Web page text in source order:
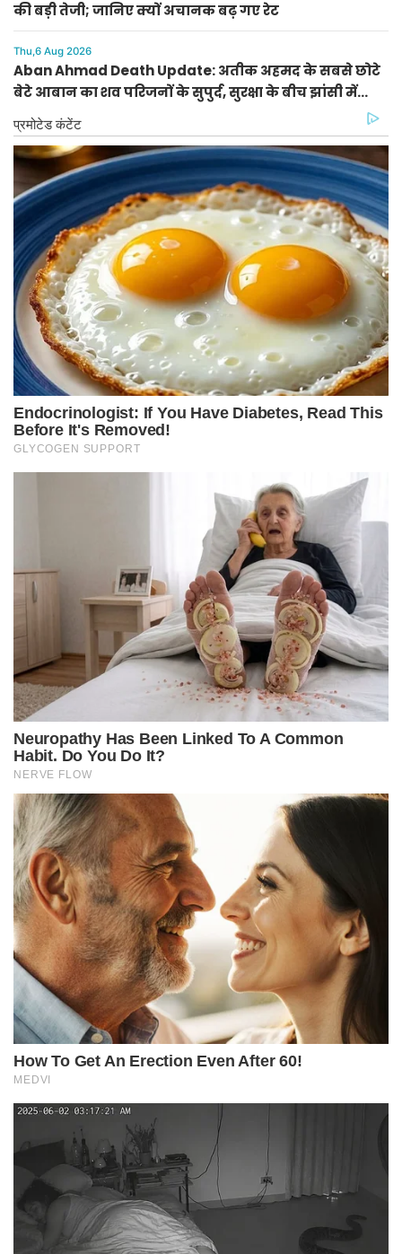
की बड़ी तेजी; जानिए क्यों अचानक बढ़ गए रेट
Thu,6 Aug 2026
Aban Ahmad Death Update: अतीक अहमद के सबसे छोटे
बेटे आबान का शव परिजनों के सुपुर्द, सुरक्षा के बीच झांसी में
प्रक्रिया पूरी